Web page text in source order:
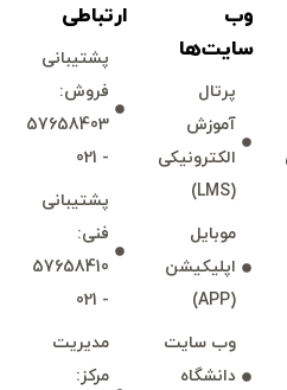
وب
سايت‌ها
پرتال
آموزش
الكترونیكی
(LMS)
موبايل
اپليكيشن
(APP)
وب سايت
دانشگاه
ارتباطی
پشتيبانی
فروش:
57658403
- 021
پشتيبانی
فنی:
57658410
- 021
مديريت
مركز: